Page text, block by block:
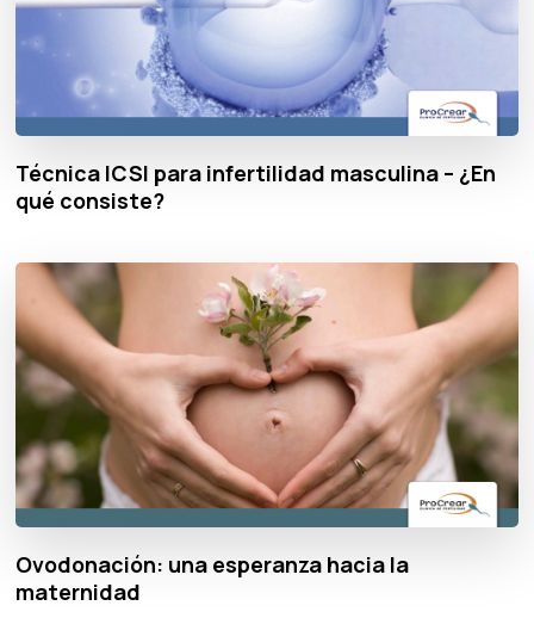
Técnica ICSI para infertilidad masculina – ¿En
qué consiste?
Ovodonación: una esperanza hacia la
maternidad